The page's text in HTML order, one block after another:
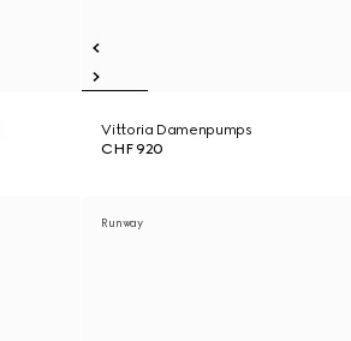
Vittoria Damenpumps
CHF 920
Runway